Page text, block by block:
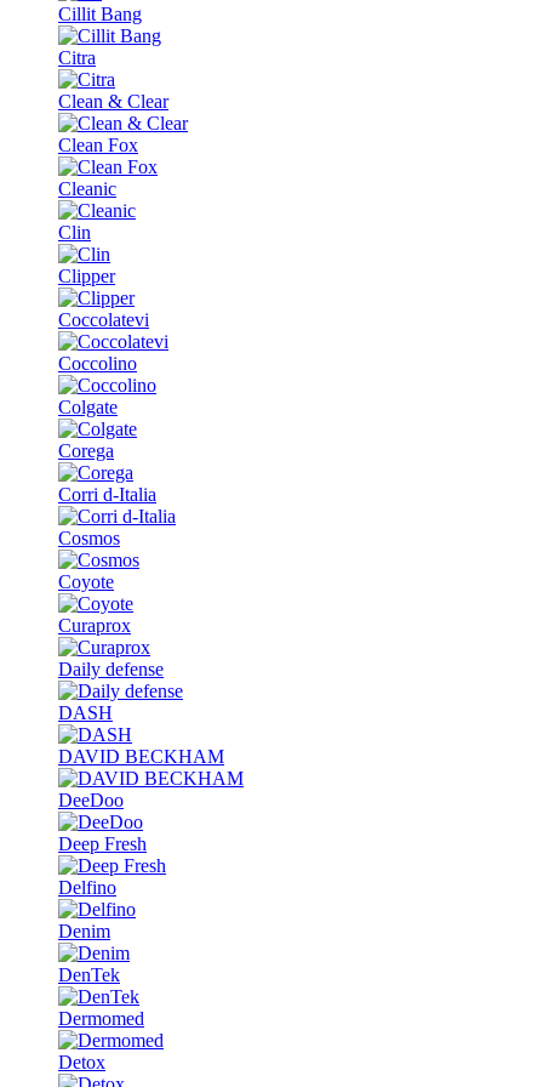
Cillit Bang
Citra
Clean & Clear
Clean Fox
Cleanic
Clin
Clipper
Coccolatevi
Coccolino
Colgate
Corega
Corri d-Italia
Cosmos
Coyote
Curaprox
Daily defense
DASH
DAVID BECKHAM
DeeDoo
Deep Fresh
Delfino
Denim
DenTek
Dermomed
Detox